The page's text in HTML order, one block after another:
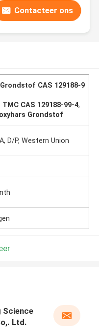
Contacteer ons
CAS 129188-9
CAS 129188-99-4,
Grondstof
D/P, Western Union
Science
Ltd.